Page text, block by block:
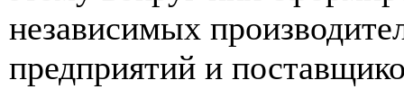
независимых
предприятий и